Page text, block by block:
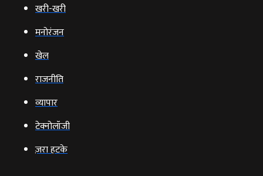
खरी-खरी
मनोरंजन
खेल
राजनीति
व्‍यापार
टेक्‍नोलॉजी
ज़रा हटके